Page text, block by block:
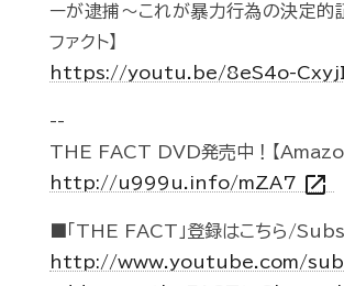
ーが逮捕～これが暴力行為の決定的証
ファクト】
https://youtu.be/8eS4o-
--
THE FACT DVD発売中！【
http://u999u.info/mZA7 open_in_new
■「THE FACT」登録はこちら/
http://www.youtube.com/